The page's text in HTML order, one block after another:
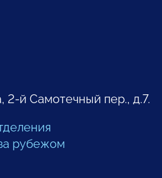
2-й Самотечный пер., д.7.
рубежом